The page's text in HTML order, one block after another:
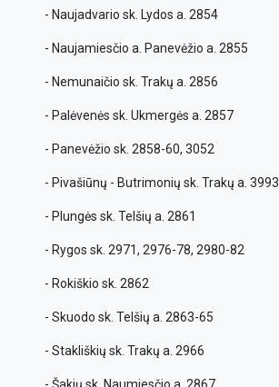
- Naujadvario sk. Lydos a. 2854
- Naujamiesčio a. Panevėžio a. 2855
- Nemunaičio sk. Trakų a. 2856
- Palėvenės sk. Ukmergės a. 2857
- Panevėžio sk. 2858-60, 3052
- Pivašiūnų - Butrimonių sk. Trakų a. 3993
- Plungės sk. Telšių a. 2861
- Rygos sk. 2971, 2976-78, 2980-82
- Rokiškio sk. 2862
- Skuodo sk. Telšių a. 2863-65
- Stakliškių sk. Trakų a. 2966
- Šakių sk. Naumiesčio a. 2867